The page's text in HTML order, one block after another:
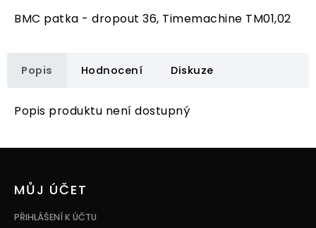
BMC patka - dropout 36, Timemachine TM01,02
Popis Hodnocení Diskuze
Popis produktu není dostupný
MŮJ ÚČET
PŘIHLÁŠENÍ K ÚČTU